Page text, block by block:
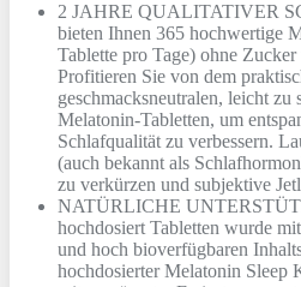
2 JAHRE QUALITATIVER
bieten Ihnen 365 hochwertige
Tablette pro Tage) ohne
Profitieren Sie von dem
geschmacksneutralen, leicht
Melatonin-Tabletten, um
Schlafqualität zu verbessern.
(auch bekannt als
zu verkürzen und subjektive
NATÜRLICHE
hochdosiert Tabletten wurde
und hoch bioverfügbaren
hochdosierter Melatonin Sleep